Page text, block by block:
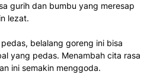
gurih dan bumbu yang meresap
lezat.
belalang goreng ini bisa
yang pedas. Menambah cita rasa
ini semakin menggoda.